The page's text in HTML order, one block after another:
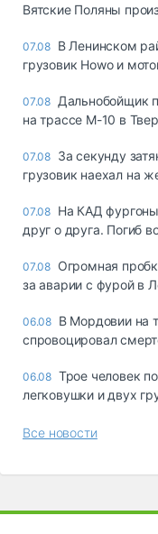
Вятские Поляны
07.08 В Ленинском
грузовик Howo и
07.08 Дальнобойщик
на трассе М-10 в
07.08 За секунду
грузовик наехал на
07.08 На КАД
друг о друга. Погиб
07.08 Огромная
за аварии с фурой в
06.08 В Мордовии на
спровоцировал
06.08 Трое человек
легковушки и двух
Все новости